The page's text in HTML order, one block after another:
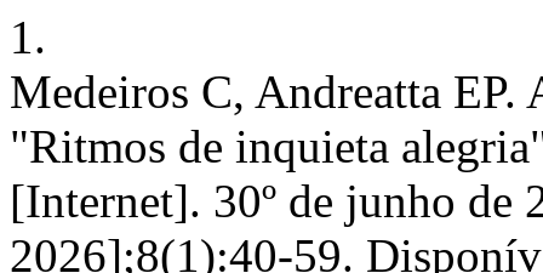
1.
Medeiros C, Andreatta
"Ritmos de inquieta
[Internet]. 30º de junho de
2026];8(1):40-59.